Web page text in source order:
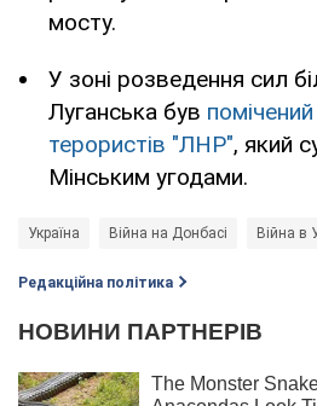
мосту.
У зоні розведення сил
Луганська був
терористів "ЛНР", який
Мінським угодами.
Україна Війна на Донбасі Війна в
Редакційна політика